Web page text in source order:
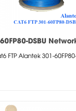
DSBU
FTP Alantek 301-